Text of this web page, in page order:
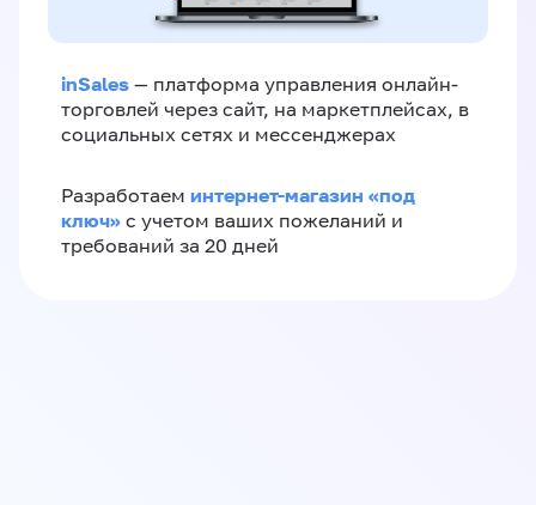
inSales — платформа управления онлайн-
торговлей через сайт, на маркетплейсах, в
социальных сетях и мессенджерах
Разработаем интернет-магазин «‎под
ключ»‎ с учетом ваших пожеланий и
требований за 20 дней